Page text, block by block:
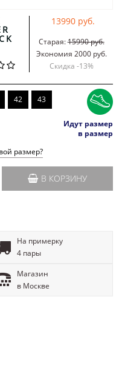
13990 руб.
Старая:15990 руб.
Экономия 2000 руб.
Скидка -13%
42 43
Идут размер
в размер
размер?
В КОРЗИНУ
На примерку
4 пары
Магазин
в Москве